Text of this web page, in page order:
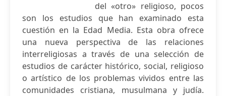
del «otro» religioso, pocos
son los estudios que han examinado esta
cuestión en la Edad Media. Esta obra ofrece
una nueva perspectiva de las relaciones
interreligiosas a través de una selección de
estudios de carácter histórico, social, religioso
o artístico de los problemas vividos entre las
comunidades cristiana, musulmana y judía.